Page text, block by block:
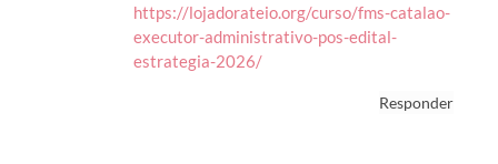
https://lojadorateio.org/curso/fms-catalao-
executor-administrativo-pos-edital-
estrategia-2026/
Responder